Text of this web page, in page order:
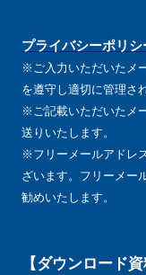
プライバシーポリシ
※ご入力いただいたメ
を遵守し適切に管理さ
※ご記載いただいたメ
送りいたします。
※フリーメールアドレ
ざいます。フリーメー
勧めいたします。
【ダウンロード資